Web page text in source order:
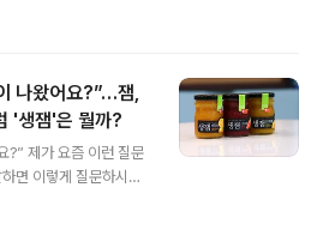
본 현지인만 간다는 일
...이라고 할수도 없고
남앞에 앉아있는 소개
, 알PM은 풀무원에서
다. (물론, 어디까지나
, 이 웃음 헤픈 사람이
기억하시나요? 엽산의
나왔어요?”…잼,
'생잼'은 뭘까?
?” 제가 요즘 이런 질문
면 이렇게 질문하시는
박PM입니다. 요즘 마